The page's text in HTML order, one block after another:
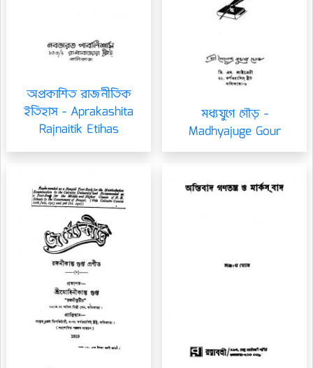
অপ্রকাশিত রাজনীতিক
ইতিহাস - Aprakashita
Rajnaitik Etihas
মধ্যযুগে গৌড় -
Madhyajuge Gour